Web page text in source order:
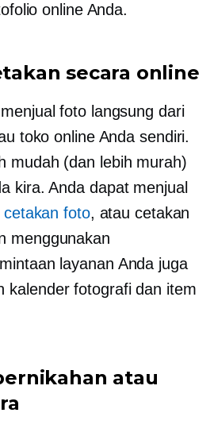
online Anda.
secara online
foto langsung dari
toko online Anda sendiri.
mudah (dan lebih murah)
kira. Anda dapat menjual
cetakan foto, atau cetakan
menggunakan
layanan Anda juga
kalender fotografi dan item
atau